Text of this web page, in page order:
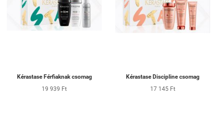
Kérastase Férfiaknak csomag
19 939 Ft
Kérastase Discipline csomag
17 145 Ft